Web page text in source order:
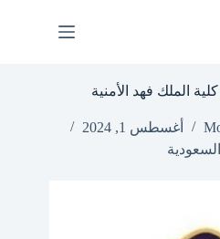
الملك فهد الأمنية
أغسطس 1, 2024
السعودية